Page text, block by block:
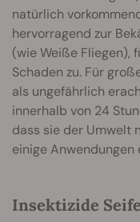
natürlich
hervorragend zur
(wie Weiße Fliegen),
Schaden zu. Für
als ungefährlich
innerhalb von 24
dass sie der Umwelt
einige
Insektizide Seife